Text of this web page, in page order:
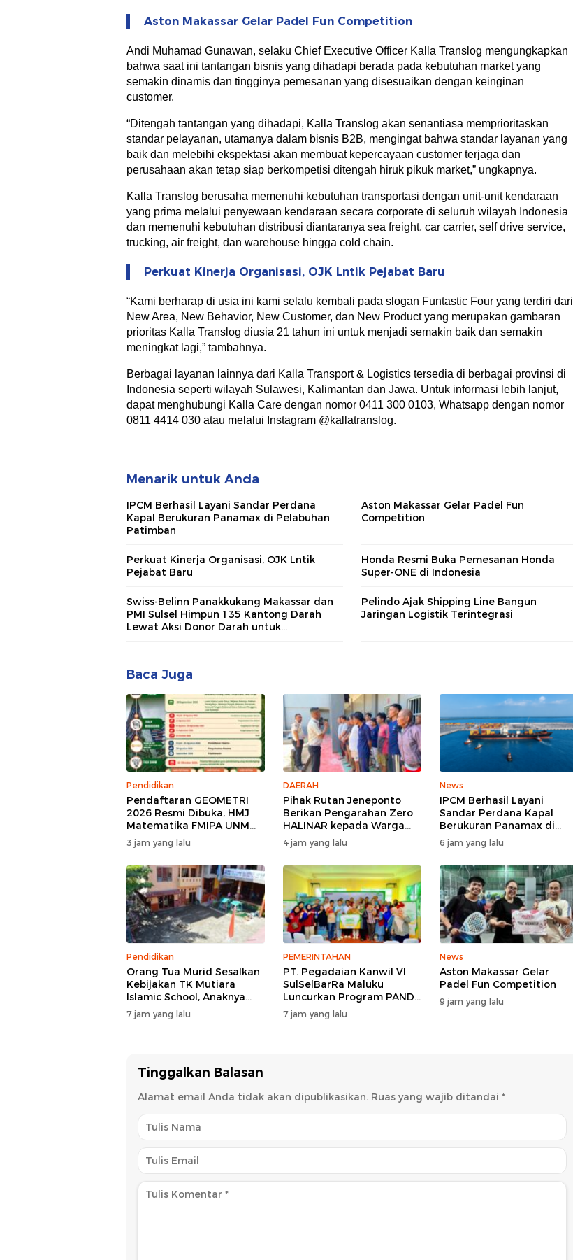
Aston Makassar Gelar Padel Fun Competition
Andi Muhamad Gunawan, selaku Chief Executive Officer Kalla Translog mengungkapkan
bahwa saat ini tantangan bisnis yang dihadapi berada pada kebutuhan market yang
semakin dinamis dan tingginya pemesanan yang disesuaikan dengan keinginan
customer.
“Ditengah tantangan yang dihadapi, Kalla Translog akan senantiasa memprioritaskan
standar pelayanan, utamanya dalam bisnis B2B, mengingat bahwa standar layanan yang
baik dan melebihi ekspektasi akan membuat kepercayaan customer terjaga dan
perusahaan akan tetap siap berkompetisi ditengah hiruk pikuk market,” ungkapnya.
Kalla Translog berusaha memenuhi kebutuhan transportasi dengan unit-unit kendaraan
yang prima melalui penyewaan kendaraan secara corporate di seluruh wilayah Indonesia
dan memenuhi kebutuhan distribusi diantaranya sea freight, car carrier, self drive service,
trucking, air freight, dan warehouse hingga cold chain.
Perkuat Kinerja Organisasi, OJK Lntik Pejabat Baru
“Kami berharap di usia ini kami selalu kembali pada slogan Funtastic Four yang terdiri dari
New Area, New Behavior, New Customer, dan New Product yang merupakan gambaran
prioritas Kalla Translog diusia 21 tahun ini untuk menjadi semakin baik dan semakin
meningkat lagi,” tambahnya.
Berbagai layanan lainnya dari Kalla Transport & Logistics tersedia di berbagai provinsi di
Indonesia seperti wilayah Sulawesi, Kalimantan dan Jawa. Untuk informasi lebih lanjut,
dapat menghubungi Kalla Care dengan nomor 0411 300 0103, Whatsapp dengan nomor
0811 4414 030 atau melalui Instagram @kallatranslog.
Menarik untuk Anda
IPCM Berhasil Layani Sandar Perdana
Kapal Berukuran Panamax di Pelabuhan
Patimban
Aston Makassar Gelar Padel Fun
Competition
Perkuat Kinerja Organisasi, OJK Lntik
Pejabat Baru
Honda Resmi Buka Pemesanan Honda
Super-ONE di Indonesia
Swiss-Belinn Panakkukang Makassar dan
PMI Sulsel Himpun 135 Kantong Darah
Lewat Aksi Donor Darah untuk
Pelindo Ajak Shipping Line Bangun
Jaringan Logistik Terintegrasi
Baca Juga
Pendidikan
Pendaftaran GEOMETRI
2026 Resmi Dibuka, HMJ
Matematika FMIPA UNM
Siapkan Ajang Kompetisi
Matematika Nasional
3 jam yang lalu
DAERAH
Pihak Rutan Jeneponto
Berikan Pengarahan Zero
HALINAR kepada Warga
Binaan di Blok Hunian
4 jam yang lalu
News
IPCM Berhasil Layani
Sandar Perdana Kapal
Berukuran Panamax di
Pelabuhan Patimban
6 jam yang lalu
Pendidikan
Orang Tua Murid Sesalkan
Kebijakan TK Mutiara
Islamic School, Anaknya
Dikeluarkan Usai Insiden
Menggigit Teman
7 jam yang lalu
PEMERINTAHAN
PT. Pegadaian Kanwil VI
SulSelBarRa Maluku
Luncurkan Program PANDE
EMAS untuk Perkuat
Pemberdayaan Masyarakat
7 jam yang lalu
News
Aston Makassar Gelar
Padel Fun Competition
9 jam yang lalu
Tinggalkan Balasan
Alamat email Anda tidak akan dipublikasikan. Ruas yang wajib ditandai *